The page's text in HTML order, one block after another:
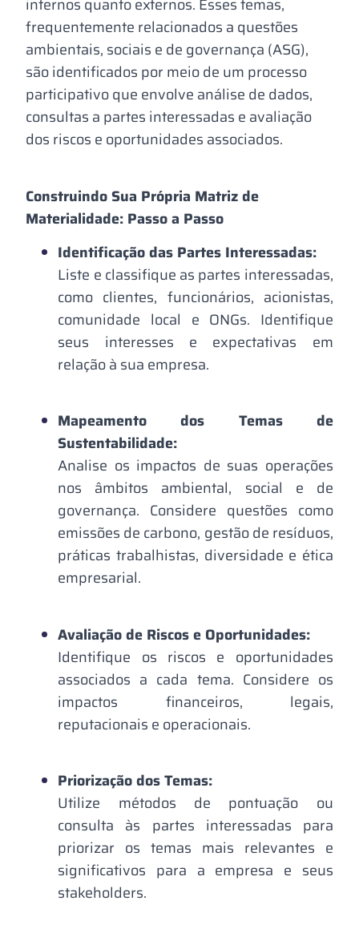
internos quanto externos. Esses temas,
frequentemente relacionados a questões
ambientais, sociais e de governança (ASG),
são identificados por meio de um processo
participativo que envolve análise de dados,
consultas a partes interessadas e avaliação
dos riscos e oportunidades associados.
Construindo Sua Própria Matriz de
Materialidade: Passo a Passo
Identificação das Partes Interessadas:
Liste e classifique as partes interessadas,
como clientes, funcionários, acionistas,
comunidade local e ONGs. Identifique
seus interesses e expectativas em
relação à sua empresa.
Mapeamento dos Temas de
Sustentabilidade:
Analise os impactos de suas operações
nos âmbitos ambiental, social e de
governança. Considere questões como
emissões de carbono, gestão de resíduos,
práticas trabalhistas, diversidade e ética
empresarial.
Avaliação de Riscos e Oportunidades:
Identifique os riscos e oportunidades
associados a cada tema. Considere os
impactos financeiros, legais,
reputacionais e operacionais.
Priorização dos Temas:
Utilize métodos de pontuação ou
consulta às partes interessadas para
priorizar os temas mais relevantes e
significativos para a empresa e seus
stakeholders.